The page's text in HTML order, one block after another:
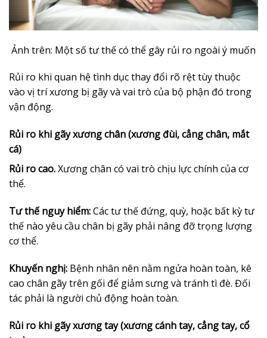
Ảnh trên: Một số tư thế có thể gây rủi ro ngoài ý muốn
Rủi ro khi quan hệ tình dục thay đổi rõ rệt tùy thuộc
vào vị trí xương bị gãy và vai trò của bộ phận đó trong
vận động.
Rủi ro khi gãy xương chân (xương đùi, cẳng chân, mắt
cá)
Rủi ro cao.Xương chân có vai trò chịu lực chính của cơ
thể.
Tư thế nguy hiểm:Các tư thế đứng, quỳ, hoặc bất kỳ tư
thế nào yêu cầu chân bị gãy phải nâng đỡ trọng lượng
cơ thể.
Khuyến nghị: Bệnh nhân nên nằm ngửa hoàn toàn, kê
cao chân gãy trên gối để giảm sưng và tránh tì đè. Đối
tác phải là người chủ động hoàn toàn.
Rủi ro khi gãy xương tay (xương cánh tay, cẳng tay, cổ